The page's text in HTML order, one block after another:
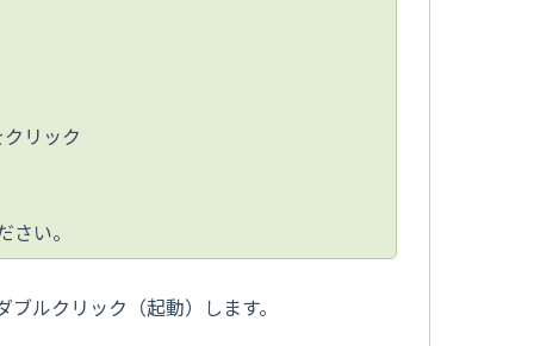
リック
い。
ルクリック（起動）します。